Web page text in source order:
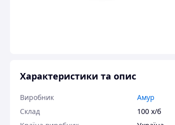
Характеристики та опис
Виробник
Амур
Склад
100 х/б